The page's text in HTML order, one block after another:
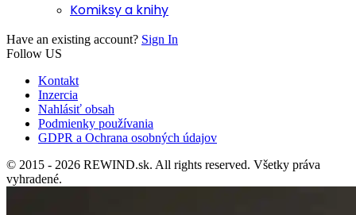
Komiksy a knihy
Have an existing account? Sign In
Follow US
Kontakt
Inzercia
Nahlásiť obsah
Podmienky používania
GDPR a Ochrana osobných údajov
© 2015 - 2026 REWIND.sk. All rights reserved. Všetky práva
vyhradené.